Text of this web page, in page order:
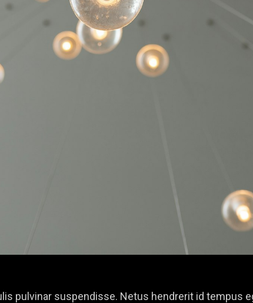
pulvinar suspendisse. Netus hendrerit id tempus